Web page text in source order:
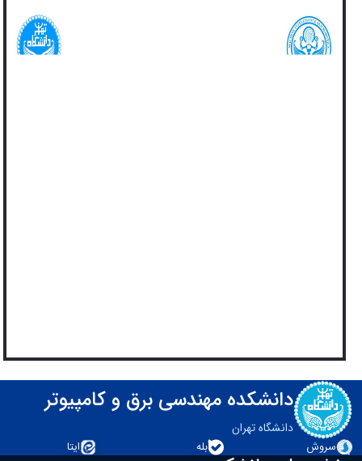
دانشکده مهندسی برق و کامپیوتر
دانشگاه تهران
سروش
بله ایتا